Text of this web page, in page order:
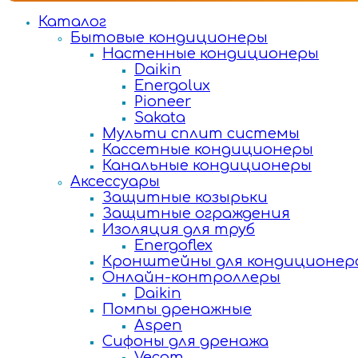
Каталог
Бытовые кондиционеры
Настенные кондиционеры
Daikin
Energolux
Pioneer
Sakata
Мульти сплит системы
Кассетные кондиционеры
Канальные кондиционеры
Аксессуары
Защитные козырьки
Защитные ограждения
Изоляция для труб
Energoflex
Кронштейны для
Онлайн-контроллеры
Daikin
Помпы дренажные
Aspen
Сифоны для дренажа